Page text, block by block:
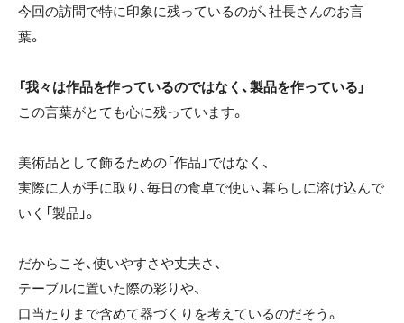
今回の訪問で特に印象に残っているのが、社長さんのお言
葉。
「我々は作品を作っているのではなく、製品を作っている」
この言葉がとても心に残っています。
美術品として飾るための「作品」ではなく、
実際に人が手に取り、毎日の食卓で使い、暮らしに溶け込んで
いく「製品」。
だからこそ、使いやすさや丈夫さ、
テーブルに置いた際の彩りや、
口当たりまで含めて器づくりを考えているのだそう。